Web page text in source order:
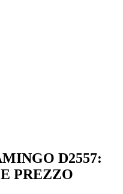
D2557:
PREZZO